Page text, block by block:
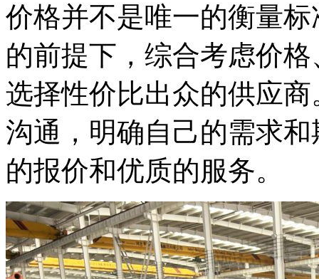
价格并不是唯一的衡量
的前提下，综合考虑价
选择性价比出众的供应
沟通，明确自己的需求
的报价和优质的服务。